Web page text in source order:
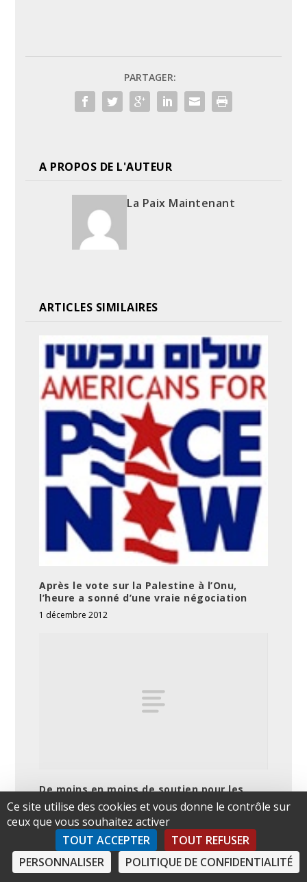
PARTAGER:
A PROPOS DE L'AUTEUR
La Paix Maintenant
ARTICLES SIMILAIRES
Après le vote sur la Palestine à l’Onu,
l’heure a sonné d’une vraie négociation
1 décembre 2012
De moins en moins de soutien pour les
colonies en Israel
14 mai 2002
Ce site utilise des cookies et vous donne le contrôle sur
ceux que vous souhaitez activer
TOUT ACCEPTER
TOUT REFUSER
PERSONNALISER
POLITIQUE DE CONFIDENTIALITÉ